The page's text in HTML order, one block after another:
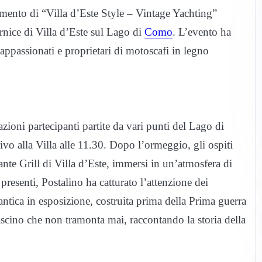
di “Villa d’Este Style – Vintage Yachting”
di Villa d’Este sul Lago di Como. L’evento ha
e proprietari di motoscafi in legno
partecipanti partite da vari punti del Lago di
alla Villa alle 11.30. Dopo l’ormeggio, gli ospiti
Grill di Villa d’Este, immersi in un’atmosfera di
Postalino ha catturato l’attenzione dei
in esposizione, costruita prima della Prima guerra
che non tramonta mai, raccontando la storia della